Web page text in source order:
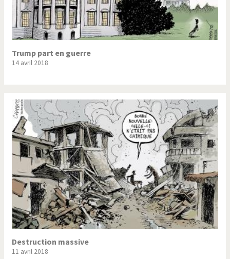
Trump part en guerre
14 avril 2018
Destruction massive
11 avril 2018